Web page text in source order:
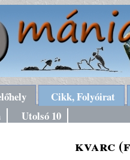
Cikk, Folyóirat
Utolsó 10
kvarc